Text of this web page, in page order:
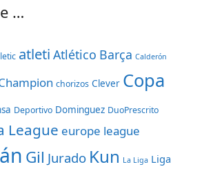
…
atleti Atlético Barça Calderón
chorizos Clever Copa
Deportivo Dominguez DuoPrescrito
League europe league
Gil Jurado Kun La Liga Liga